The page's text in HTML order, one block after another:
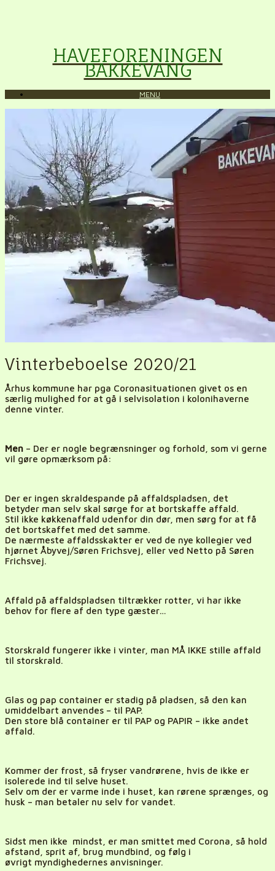
HAVEFORENINGEN
BAKKEVANG
MENU
Vinterbeboelse 2020/21
Århus kommune har pga Coronasituationen givet os en
særlig mulighed for at gå i selvisolation i kolonihaverne
denne vinter.
Men – Der er nogle begrænsninger og forhold, som vi gerne
vil gøre opmærksom på:
Der er ingen skraldespande på affaldspladsen, det
betyder man selv skal sørge for at bortskaffe affald.
Stil ikke køkkenaffald udenfor din dør, men sørg for at få
det bortskaffet med det samme.
De nærmeste affaldsskakter er ved de nye kollegier ved
hjørnet Åbyvej/Søren Frichsvej, eller ved Netto på Søren
Frichsvej.
Affald på affaldspladsen tiltrækker rotter, vi har ikke
behov for flere af den type gæster…
Storskrald fungerer ikke i vinter, man MÅ IKKE stille affald
til storskrald.
Glas og pap container er stadig på pladsen, så den kan
umiddelbart anvendes – til PAP.
Den store blå container er til PAP og PAPIR – ikke andet
affald.
Kommer der frost, så fryser vandrørene, hvis de ikke er
isolerede ind til selve huset.
Selv om der er varme inde i huset, kan rørene sprænges, og
husk – man betaler nu selv for vandet.
Sidst men ikke mindst, er man smittet med Corona, så hold
afstand, sprit af, brug mundbind, og følg i
øvrigt myndighedernes anvisninger.